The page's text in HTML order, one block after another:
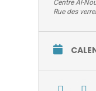
Centre Al-
Rue des